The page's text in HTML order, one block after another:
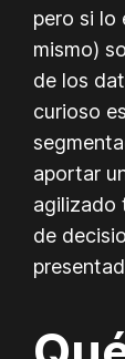
pero si lo
mismo)
de los
curioso
aportar
agilizado
de